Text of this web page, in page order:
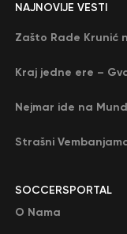
SOCCERSPORTAL
O Nama
NAJNOVIJE VESTI